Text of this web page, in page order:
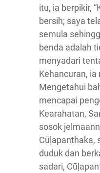
itu, ia berpikir,
bersih; saya
semula
benda adalah
menyadari
Kehancuran,
Mengetahui
mencapai
Kearahatan,
sosok
Cūḷapanthaka,
duduk dan
sadari,